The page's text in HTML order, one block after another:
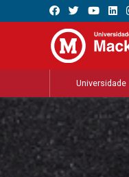
Universidade